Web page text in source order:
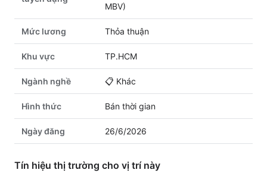
MBV)
Mức lương Thỏa thuận
Khu vực TP.HCM
Ngành nghề 📋 Khác
Hình thức Bán thời gian
Ngày đăng 26/6/2026
Tín hiệu thị trường cho vị trí này